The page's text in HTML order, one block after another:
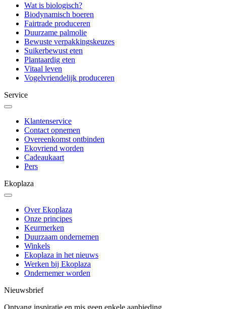
Wat is biologisch?
Biodynamisch boeren
Fairtrade produceren
Duurzame palmolie
Bewuste verpakkingskeuzes
Suikerbewust eten
Plantaardig eten
Vitaal leven
Vogelvriendelijk produceren
Service
Klantenservice
Contact opnemen
Overeenkomst ontbinden
Ekovriend worden
Cadeaukaart
Pers
Ekoplaza
Over Ekoplaza
Onze principes
Keurmerken
Duurzaam ondernemen
Winkels
Ekoplaza in het nieuws
Werken bij Ekoplaza
Ondernemer worden
Nieuwsbrief
Ontvang inspiratie en mis geen enkele aanbieding